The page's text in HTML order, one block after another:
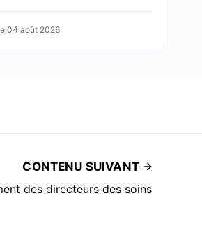
04 août 2026
CONTENU SUIVANT
des directeurs des soins